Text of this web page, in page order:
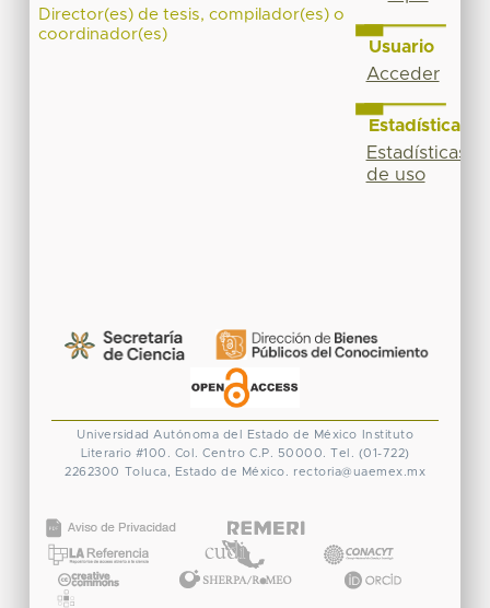
Director(es) de tesis, compilador(es) o
coordinador(es)
Usuario
Acceder
Estadísticas
Estadísticas
de uso
Universidad Autónoma del Estado de México
Instituto
Literario #100. Col. Centro C.P. 50000. Tel. (01-722)
2262300 Toluca, Estado de México. rectoria@uaemex.mx